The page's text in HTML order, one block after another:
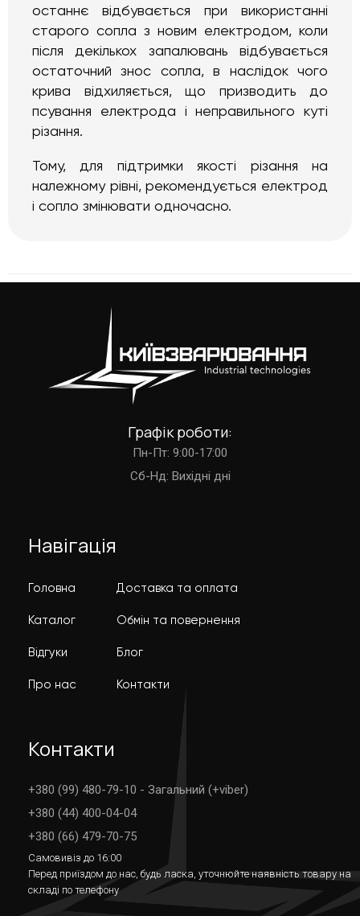
останнє відбувається при використанні
старого сопла з новим електродом, коли
після декількох запалювань відбувається
остаточний знос сопла, в наслідок чого
крива відхиляється, що призводить до
псування електрода і неправильного куті
різання.
Тому, для підтримки якості різання на
належному рівні, рекомендується електрод
і сопло змінювати одночасно.
Графік роботи:
Пн-Пт: 9:00-17:00
Cб-Нд: Вихідні дні
Навігація
Головна
Каталог
Відгуки
Про нас
Доставка та оплата
Обмін та повернення
Блог
Контакти
Контакти
+380 (99) 480-79-10 - Загальний (+viber)
+380 (44) 400-04-04
+380 (66) 479-70-75
Самовивіз до 16:00
Перед приїздом до нас, будь ласка, уточнюйте наявність товару на
складі по телефону